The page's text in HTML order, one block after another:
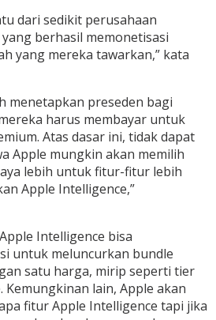
dari sedikit perusahaan
berhasil memonetisasi
yang mereka tawarkan,” kata
menetapkan preseden bagi
harus membayar untuk
Atas dasar ini, tidak dapat
Apple mungkin akan memilih
lebih untuk fitur-fitur lebih
Apple Intelligence,”
Intelligence bisa
untuk meluncurkan bundle
satu harga, mirip seperti tier
Kemungkinan lain, Apple akan
fitur Apple Intelligence tapi jika